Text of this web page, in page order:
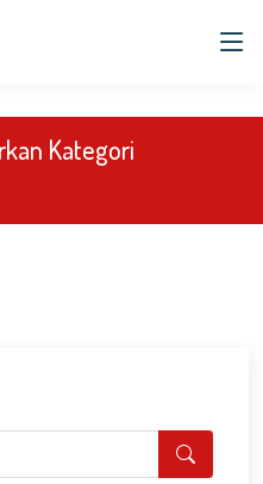
Kategori